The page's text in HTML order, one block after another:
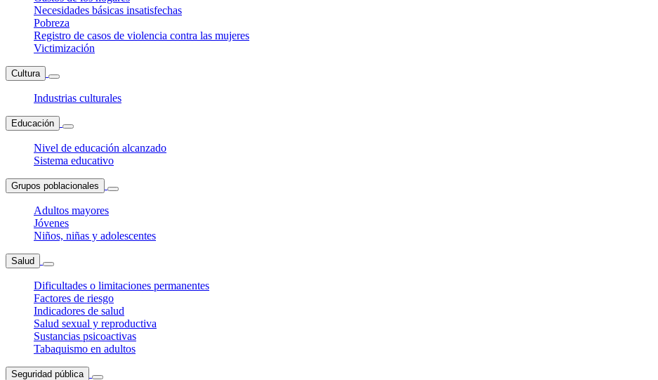
Necesidades básicas insatisfechas
Pobreza
Registro de casos de violencia contra las mujeres
Victimización
Cultura
Industrias culturales
Educación
Nivel de educación alcanzado
Sistema educativo
Grupos poblacionales
Adultos mayores
Jóvenes
Niños, niñas y adolescentes
Salud
Dificultades o limitaciones permanentes
Factores de riesgo
Indicadores de salud
Salud sexual y reproductiva
Sustancias psicoactivas
Tabaquismo en adultos
Seguridad pública